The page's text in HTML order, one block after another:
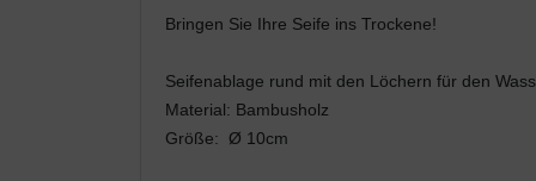
Bringen Sie Ihre Seife ins Trockene!
Seifenablage rund mit den Löchern für den
Material: Bambusholz
Größe: Ø 10cm